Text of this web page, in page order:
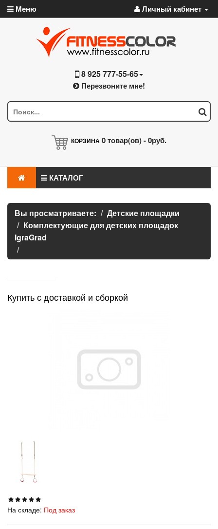
Меню Личный кабинет
8 925 777-55-65
Перезвоните мне!
КОРЗИНА 0товар(ов) -0руб.
КАТАЛОГ
Вы просматриваете:
Детские площадки
Комплектующие для детских площадок
IgraGrad
Купить с доставкой и сборкой
На складе: Под заказ